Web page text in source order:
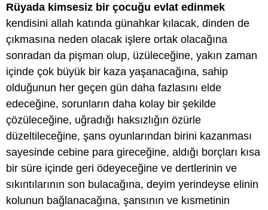
Rüyada kimsesiz bir çocuğu evlat edinmek
kendisini allah katında günahkar kılacak, dinden de
çıkmasına neden olacak işlere ortak olacağına
sonradan da pişman olup, üzüleceğine, yakın zaman
içinde çok büyük bir kaza yaşanacağına, sahip
olduğunun her geçen gün daha fazlasını elde
edeceğine, sorunların daha kolay bir şekilde
çözüleceğine, uğradığı haksızlığın özürle
düzeltileceğine, şans oyunlarından birini kazanması
sayesinde cebine para gireceğine, aldığı borçları kısa
bir süre içinde geri ödeyeceğine ve dertlerinin ve
sıkıntılarının son bulacağına, deyim yerindeyse elinin
kolunun bağlanacağına, şansının ve kısmetinin